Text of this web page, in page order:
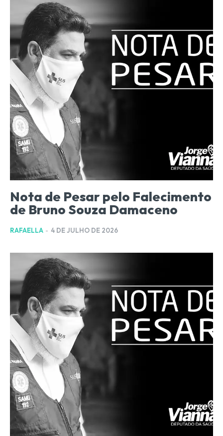
Nota de Pesar pelo Falecimento
de Bruno Souza Damaceno
RAFAELLA - 4 DE JULHO DE 2026